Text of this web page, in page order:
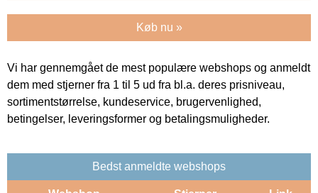
Køb nu »
Vi har gennemgået de mest populære webshops og anmeldt
dem med stjerner fra 1 til 5 ud fra bl.a. deres prisniveau,
sortimentstørrelse, kundeservice, brugervenlighed,
betingelser, leveringsformer og betalingsmuligheder.
Bedst anmeldte webshops